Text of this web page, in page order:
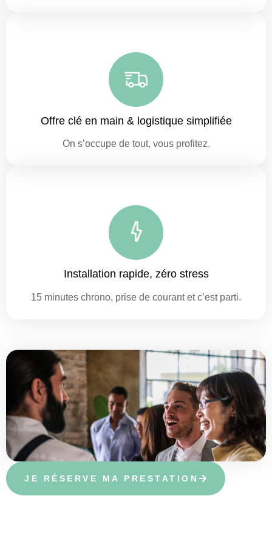
Offre clé en main & logistique simplifiée
On s’occupe de tout, vous profitez.
Installation rapide, zéro stress
15 minutes chrono, prise de courant et c’est parti.
JE RÉSERVE MA PRESTATION